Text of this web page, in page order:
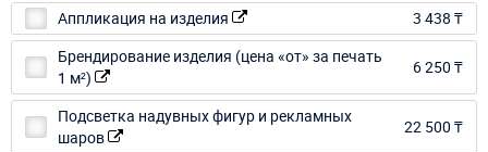
Аппликация на изделия
3 438 ₸
Брендирование изделия (цена «от» за печать
1 м²)
6 250 ₸
Подсветка надувных фигур и рекламных
шаров
22 500 ₸